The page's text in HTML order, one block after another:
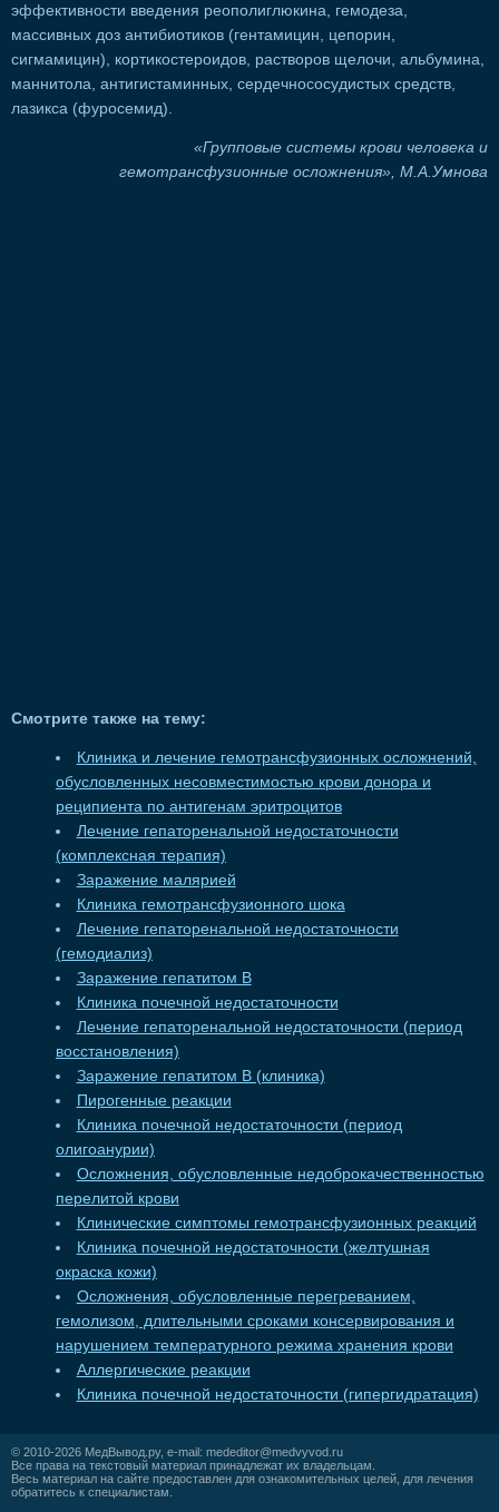
эффективности введения реополиглюкина, гемодеза,
массивных доз антибиотиков (гентамицин, цепорин,
сигмамицин), кортикостероидов, растворов щелочи, альбумина,
маннитола, антигистаминных, сердечнососудистых средств,
лазикса (фуросемид).
«Групповые системы крови человека и
гемотрансфузионные осложнения», М.А.Умнова
Смотрите также на тему:
Клиника и лечение гемотрансфузионных осложнений,
обусловленных несовместимостью крови донора и
реципиента по антигенам эритроцитов
Лечение гепаторенальной недостаточности
(комплексная терапия)
Заражение малярией
Клиника гемотрансфузионного шока
Лечение гепаторенальной недостаточности
(гемодиализ)
Заражение гепатитом В
Клиника почечной недостаточности
Лечение гепаторенальной недостаточности (период
восстановления)
Заражение гепатитом В (клиника)
Пирогенные реакции
Клиника почечной недостаточности (период
олигоанурии)
Осложнения, обусловленные недоброкачественностью
перелитой крови
Клинические симптомы гемотрансфузионных реакций
Клиника почечной недостаточности (желтушная
окраска кожи)
Осложнения, обусловленные перегреванием,
гемолизом, длительными сроками консервирования и
нарушением температурного режима хранения крови
Аллергические реакции
Клиника почечной недостаточности (гипергидратация)
© 2010-2026 МедВывод.ру, e-mail: mededitor@medvyvod.ru
Все права на текстовый материал принадлежат их владельцам.
Весь материал на сайте предоставлен для ознакомительных целей, для лечения
обратитесь к специалистам.